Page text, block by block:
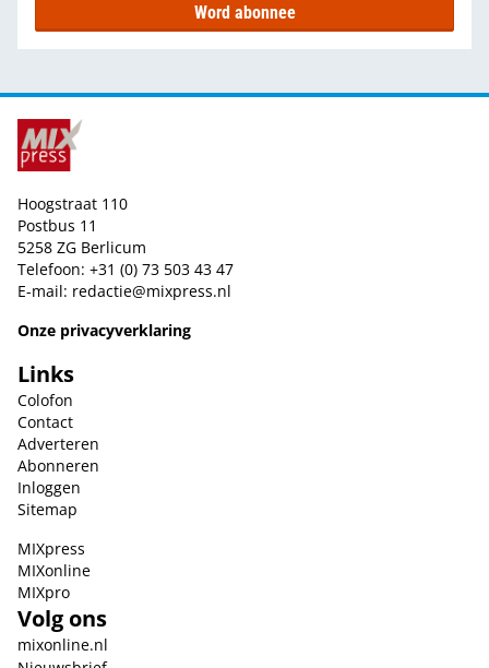
Word abonnee
Hoogstraat 110
Postbus 11
5258 ZG Berlicum
Telefoon: +31 (0) 73 503 43 47
E-mail: redactie@mixpress.nl
Onze privacyverklaring
Links
Colofon
Contact
Adverteren
Abonneren
Inloggen
Sitemap
MIXpress
MIXonline
MIXpro
Volg ons
mixonline.nl